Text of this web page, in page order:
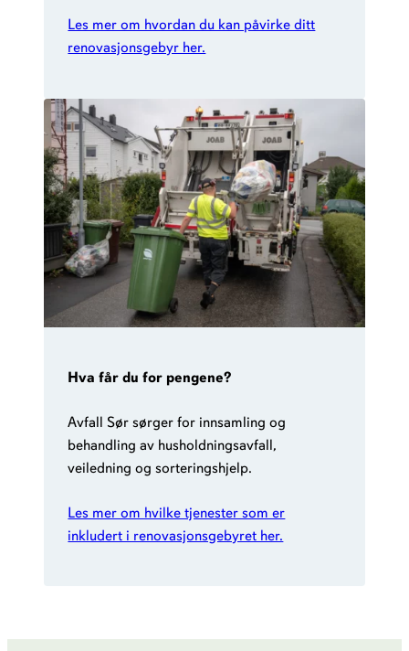
Les mer om hvordan du kan påvirke ditt
renovasjonsgebyr her.
Hva får du for pengene?
Avfall Sør sørger for innsamling og
behandling av husholdningsavfall,
veiledning og sorteringshjelp.
Les mer om hvilke tjenester som er
inkludert i renovasjonsgebyret her.